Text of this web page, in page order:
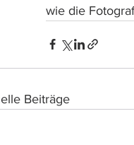
wie die
Beiträge